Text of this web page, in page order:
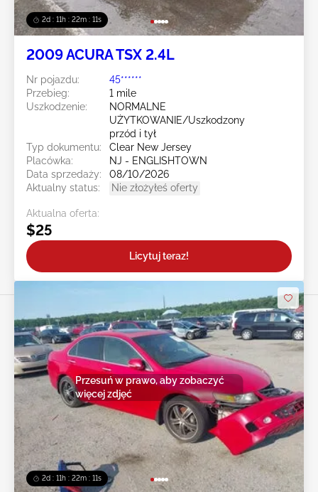
2d : 11h : 22m : 08s
2009 ACURA TSX 2.4L
Nr pojazdu:
45******
Przebieg:
1 mile
Uszkodzenie:
NORMALNE
UŻYTKOWANIE/Uszkodzony
przód i tył
Typ dokumentu:
Clear New Jersey
Placówka:
NJ - ENGLISHTOWN
Data sprzedaży:
08/10/2026
Aktualny status:
Nie złożyłeś oferty
Aktualna oferta:
$25
Licytuj teraz!
2d : 11h : 22m : 08s
Przesuń w prawo, aby zobaczyć
więcej zdjęć